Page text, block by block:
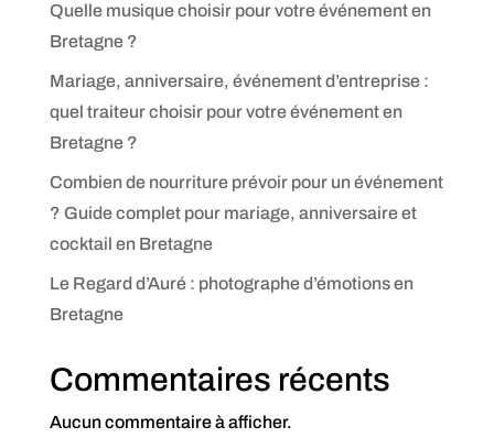
Quelle musique choisir pour votre événement en
Bretagne ?
Mariage, anniversaire, événement d’entreprise :
quel traiteur choisir pour votre événement en
Bretagne ?
Combien de nourriture prévoir pour un événement
? Guide complet pour mariage, anniversaire et
cocktail en Bretagne
Le Regard d’Auré : photographe d’émotions en
Bretagne
Commentaires récents
Aucun commentaire à afficher.